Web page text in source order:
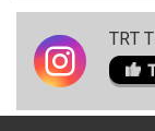
TRT